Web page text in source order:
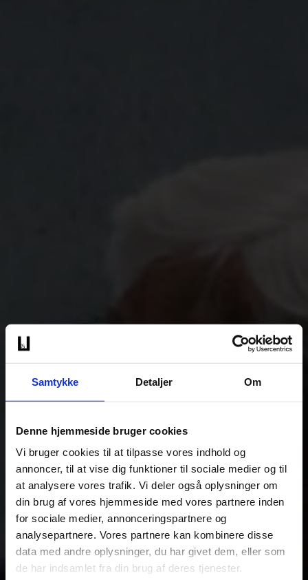
Samtykke Detaljer Om
Denne hjemmeside bruger cookies
Vi bruger cookies til at tilpasse vores indhold og
annoncer, til at vise dig funktioner til sociale medier og til
at analysere vores trafik. Vi deler også oplysninger om
din brug af vores hjemmeside med vores partnere inden
for sociale medier, annonceringspartnere og
analysepartnere. Vores partnere kan kombinere disse
data med andre oplysninger, du har givet dem, eller som
de har indsamlet fra din brug af deres tjenester.